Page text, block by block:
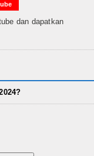
dan dapatkan